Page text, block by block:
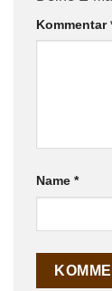
Kommentar
Name *